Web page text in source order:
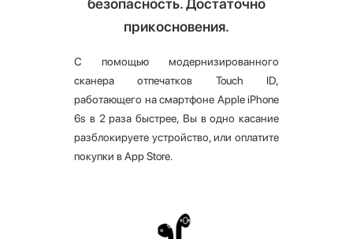
безопасность. Достаточно
прикосновения.
С помощью модернизированного
сканера отпечатков Touch ID,
работающего на смартфоне Apple iPhone
6s в 2 раза быстрее, Вы в одно касание
разблокируете устройство, или оплатите
покупки в App Store.